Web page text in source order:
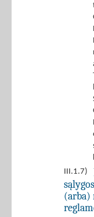
III.1.7)
(arba)